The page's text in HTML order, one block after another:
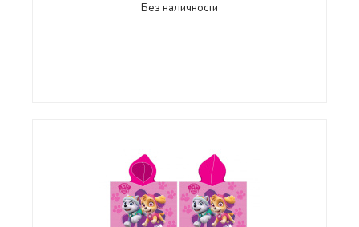
Без наличности